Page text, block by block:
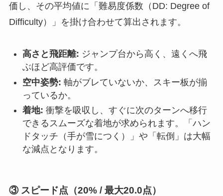
価し、その平均値に「難易度係数（DD: Degree of
Difficulty）」を掛け合わせて算出されます。
高さと飛距離: ジャンプ台から高く、遠くへ飛
ぶほど高評価です。
空中姿勢: 軸がブレていないか、スキー板が揃
っているか。
着地: 衝撃を吸収し、すぐに次のターンへ移行
できるスムーズな着地が求められます。「ハン
ドタッチ（手が雪につく）」や「転倒」は大幅
な減点となります。
③ スピード点（20% / 最大20.0点）